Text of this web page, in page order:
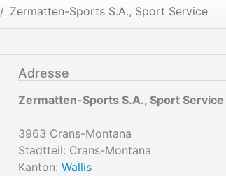
Zermatten-Sports S.A., Sport Service
Adresse
Zermatten-Sports S.A., Sport Service
3963 Crans-Montana
Stadtteil: Crans-Montana
Kanton: Wallis